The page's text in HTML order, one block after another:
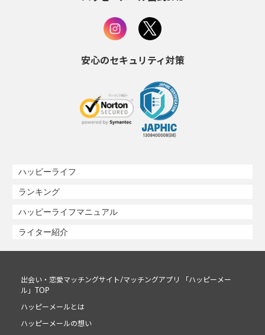
安心のセキュリティ対策
ハッピーライフ
ランキング
ハッピーライフマニュアル
ライター紹介
出会い・恋愛マッチングサイト/マッチングアプリ 「ハッピーメー
ル」TOP
ハッピーメールとは
ハッピーメールの想い